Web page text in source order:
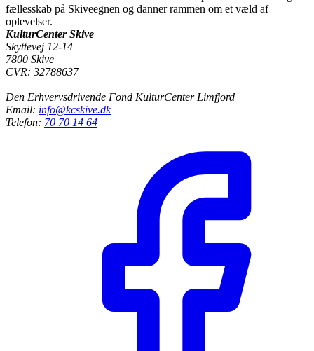
fællesskab på Skiveegnen og danner rammen om et væld af
oplevelser.
KulturCenter Skive
Skyttevej 12-14
7800 Skive
CVR: 32788637
Den Erhvervsdrivende Fond KulturCenter Limfjord
Email: info@kcskive.dk
Telefon: 70 70 14 64